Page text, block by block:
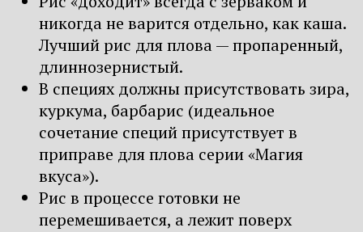
никогда не варится отдельно, как каша.
Лучший рис для плова — пропаренный,
длиннозернистый.
В специях должны присутствовать зира,
куркума, барбарис (идеальное
сочетание специй присутствует в
приправе для плова серии «Магия
вкуса»).
Рис в процессе готовки не
перемешивается, а лежит поверх